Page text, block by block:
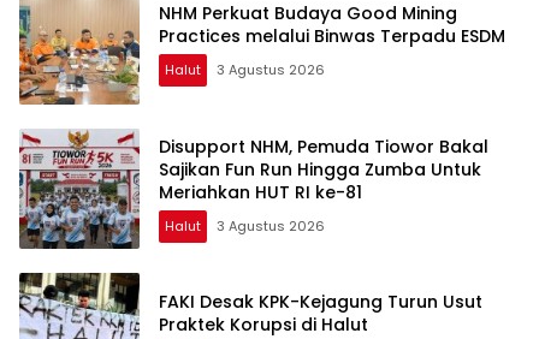
NHM Perkuat Budaya Good Mining
Practices melalui Binwas Terpadu ESDM
Halut 3 Agustus 2026
Disupport NHM, Pemuda Tiowor Bakal
Sajikan Fun Run Hingga Zumba Untuk
Meriahkan HUT RI ke-81
Halut 3 Agustus 2026
FAKI Desak KPK-Kejagung Turun Usut
Praktek Korupsi di Halut